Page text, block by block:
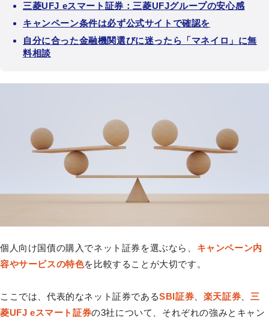
三菱UFJ eスマート証券：三菱UFJグループの安心感
キャンペーン条件は必ず公式サイトで確認を
自分に合った金融機関選びに迷ったら「マネイロ」に無
料相談
個人向け国債の購入でネット証券を選ぶなら、 キャンペーン内
容やサービスの特色を比較することが大切です。
ここでは、代表的なネット証券であるSBI証券 楽天証券
三
菱UFJ eスマート証券の3社について、それぞれの強みとキャン